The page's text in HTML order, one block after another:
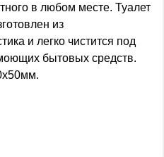
в любом месте. Туалет
из
и легко чистится под
бытовых средств.